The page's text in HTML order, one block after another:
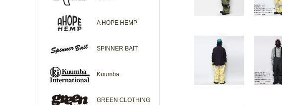
A HOPE HEMP
SPINNER BAIT
Kuumba
GREEN CLOTHING